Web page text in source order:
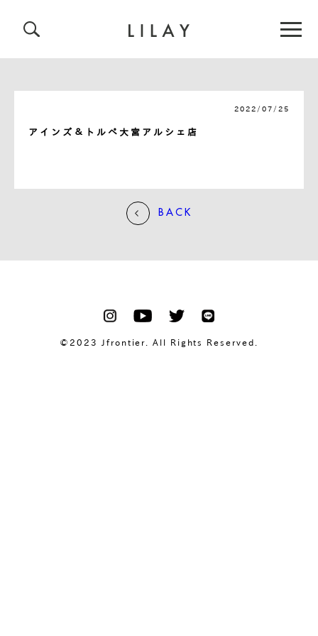
2022/07/25
アインズ＆トルペ大宮アルシェ店
BACK
©2023 Jfrontier. All Rights Reserved.